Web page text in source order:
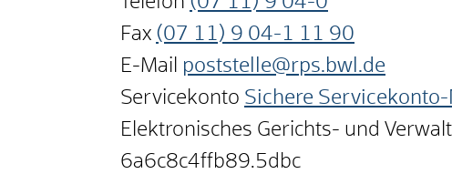
Fax (07 11) 9 04-1 11 90
E-Mail poststelle@rps.bwl.de
Servicekonto Sichere
Elektronisches Gerichts- und
6a6c8c4ffb89.5dbc